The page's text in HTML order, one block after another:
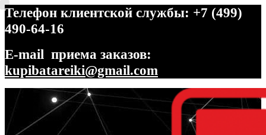
Телефон клиентской службы: +7 (499)
490-64-16
E-mail приема заказов:
kupibatareiki@gmail.com
Перейти
навигации
Перейти
содержимому